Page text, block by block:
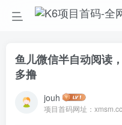
鱼儿微信半自动阅读
多撸
jouh
项目首码网址：xmsm.cc